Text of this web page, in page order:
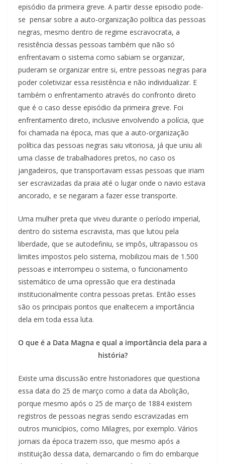
episódio da primeira greve. A partir desse episodio pode-
se pensar sobre a auto-organização política das pessoas
negras, mesmo dentro de regime escravocrata, a
resistência dessas pessoas também que não só
enfrentavam o sistema como sabiam se organizar,
puderam se organizar entre si, entre pessoas negras para
poder coletivizar essa resistência e não individualizar. E
também o enfrentamento através do confronto direto
que é o caso desse episódio da primeira greve. Foi
enfrentamento direto, inclusive envolvendo a polícia, que
foi chamada na época, mas que a auto-organização
política das pessoas negras saiu vitoriosa, já que uniu ali
uma classe de trabalhadores pretos, no caso os
jangadeiros, que transportavam essas pessoas que iriam
ser escravizadas da praia até o lugar onde o navio estava
ancorado, e se negaram a fazer esse transporte.
Uma mulher preta que viveu durante o período imperial,
dentro do sistema escravista, mas que lutou pela
liberdade, que se autodefiniu, se impôs, ultrapassou os
limites impostos pelo sistema, mobilizou mais de 1.500
pessoas e interrompeu o sistema, o funcionamento
sistemático de uma opressão que era destinada
institucionalmente contra pessoas pretas. Então esses
são os principais pontos que enaltecem a importância
dela em toda essa luta.
O que é a Data Magna e qual a importância dela para a
história?
Existe uma discussão entre historiadores que questiona
essa data do 25 de março como a data da Abolição,
porque mesmo após o 25 de março de 1884 existem
registros de pessoas negras sendo escravizadas em
outros municípios, como Milagres, por exemplo. Vários
jornais da época trazem isso, que mesmo após a
instituição dessa data, demarcando o fim do embarque